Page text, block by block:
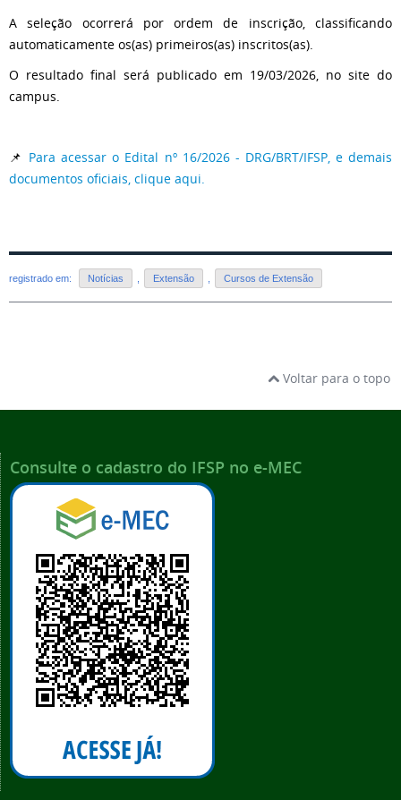
A seleção ocorrerá por ordem de inscrição, classificando
automaticamente os(as) primeiros(as) inscritos(as).
O resultado final será publicado em 19/03/2026, no site do
campus.
📌 Para acessar o Edital nº 16/2026 - DRG/BRT/IFSP, e demais
documentos oficiais, clique aqui.
registrado em: Notícias Extensão Cursos de Extensão
Voltar para o topo
Consulte o cadastro do IFSP no e-MEC